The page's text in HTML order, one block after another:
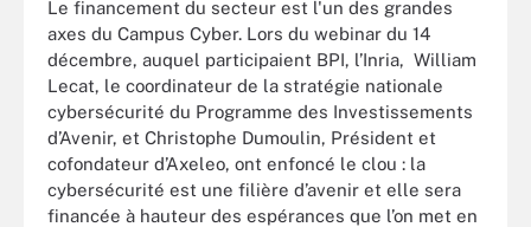
Le financement du secteur est l'un des grandes
axes du Campus Cyber. Lors du webinar du 14
décembre, auquel participaient BPI, l’Inria, William
Lecat, le coordinateur de la stratégie nationale
cybersécurité du Programme des Investissements
d’Avenir, et Christophe Dumoulin, Président et
cofondateur d’Axeleo, ont enfoncé le clou : la
cybersécurité est une filière d’avenir et elle sera
financée à hauteur des espérances que l’on met en